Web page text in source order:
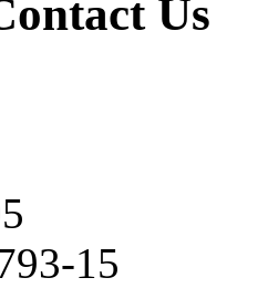
Us
15